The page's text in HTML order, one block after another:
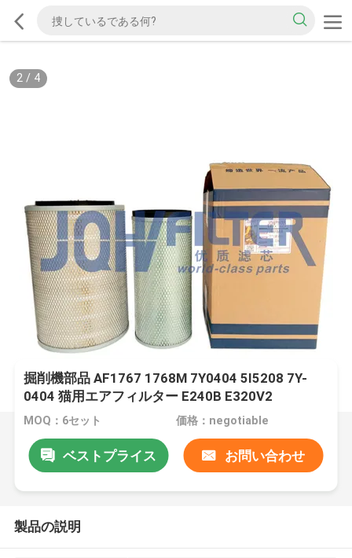
2/ 4
掘削機部品 AF1767 1768M 7Y0404 5I5208 7Y-
0404 猫用エアフィルター E240B E320V2
MOQ：6セット 価格：negotiable
ベストプライス お問い合わせ
製品の説明